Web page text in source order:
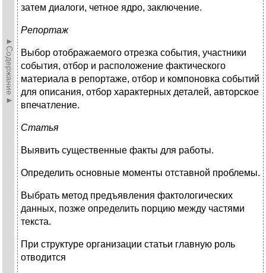
►Содержание►
затем диалоги, четное ядро, заключение.
Репортаж
Выбор отображаемого отрезка события, участники
события, отбор и расположение фактического
материала в репортаже, отбор и компоновка событий
для описания, отбор характерных деталей, авторское
впечатление.
Статья
Выявить существенные факты для работы.
Определить основные моменты отставной проблемы.
Выбрать метод предъявления фактологических
данных, позже определить порцию между частями
текста.
При структуре организации статьи главную роль
отводится